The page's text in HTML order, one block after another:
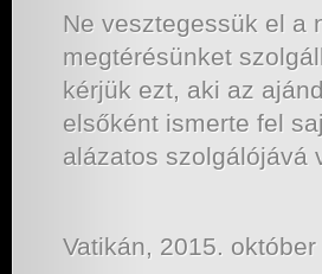
Ne vesztegessük el a
megtérésünket
kérjük ezt, aki az
elsőként ismerte fel
alázatos szolgálójává
Vatikán, 2015. október